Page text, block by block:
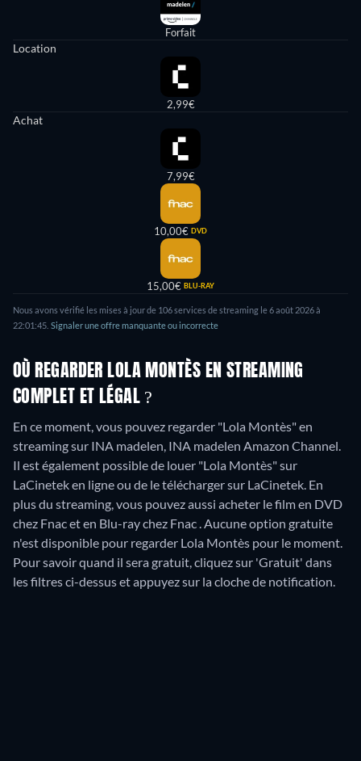
Forfait
Location
2,99€
Achat
7,99€
10,00€ DVD
15,00€ BLU-RAY
Nous avons vérifié les mises à jour de 106services de streaming le6 août 2026à
22:01:45 Signaler une offre manquante ou incorrecte
OÙ REGARDER LOLA MONTÈS EN STREAMING
COMPLET ET LÉGAL ?
En ce moment, vous pouvez regarder "Lola Montès" en
streaming sur INA madelen, INA madelen Amazon Channel.
Il est également possible de louer "Lola Montès" sur
LaCinetek en ligne ou de le télécharger sur LaCinetek. En
plus du streaming, vous pouvez aussi acheter le film en DVD
chez Fnac et en Blu-ray chez Fnac .Aucune option gratuite
n'est disponible pour regarder Lola Montès pour le moment.
Pour savoir quand il sera gratuit, cliquez sur 'Gratuit' dans
les filtres ci-dessus et appuyez sur la cloche de notification.